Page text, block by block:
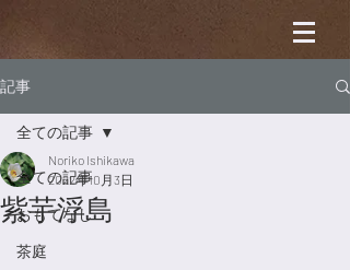
記事
全ての記事
おもてなし
茶庭
全ての記事
紫芋浮島
Noriko Ishikawa
2022年10月3日